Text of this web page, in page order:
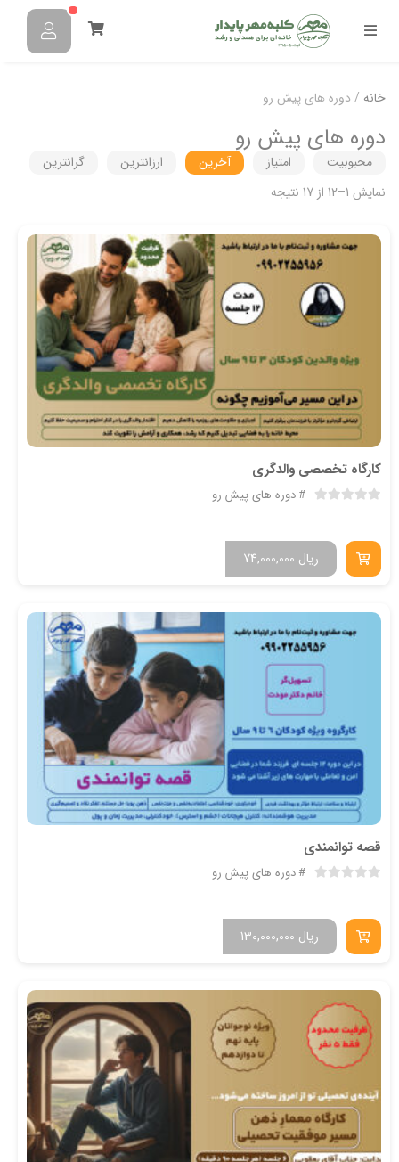
خانه / دوره های پیش رو
دوره های پیش رو
محبوبیت امتیاز آخرین ارزانترین
گرانترین
نمایش 1–12 از 17 نتیجه
کارگاه تخصصی والدگری
دوره های پیش رو
74,000,000 ریال
قصه توانمندی
دوره های پیش رو
130,000,000 ریال